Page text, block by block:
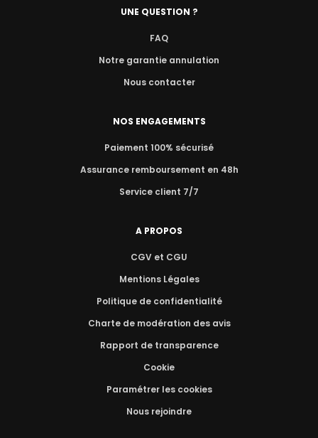
UNE QUESTION ?
FAQ
Notre garantie annulation
Nous contacter
NOS ENGAGEMENTS
Paiement 100% sécurisé
Assurance remboursement en 48h
Service client 7/7
A PROPOS
CGV et CGU
Mentions Légales
Politique de confidentialité
Charte de modération des avis
Rapport de transparence
Cookie
Paramétrer les cookies
Nous rejoindre